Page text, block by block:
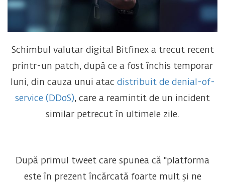
Schimbul valutar digital Bitfinex a trecut recent
printr-un patch, după ce a fost închis temporar
luni, din cauza unui atac distribuit de denial-of-
service (DDoS), care a reamintit de un incident
similar petrecut în ultimele zile.
După primul tweet care spunea că "platforma
este în prezent încărcată foarte mult și ne